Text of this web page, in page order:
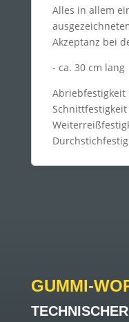
Alles in allem
Akzeptanz bei
- ca. 30 cm lang
Abriebfestigkeit
Schnittfestigkeit
GUMMI-